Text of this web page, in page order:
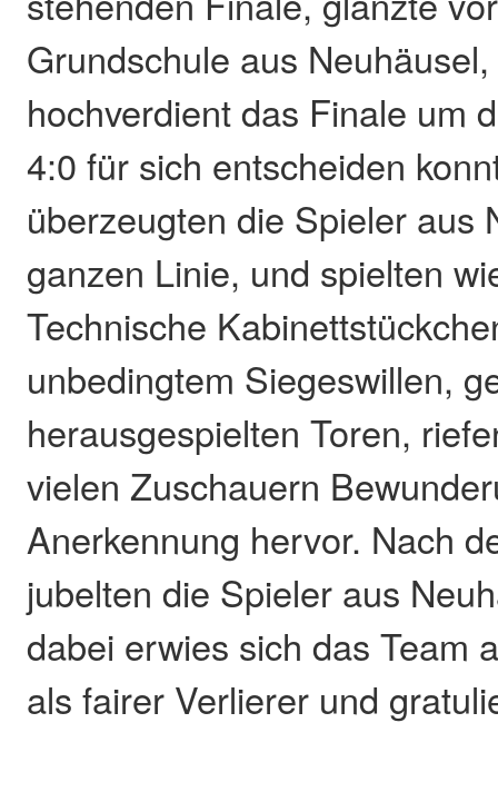
Grundschule aus
hochverdient das Finale um
4:0 für sich entscheiden
überzeugten die Spieler aus
ganzen Linie, und spielten
Technische
unbedingtem Siegeswillen,
herausgespielten Toren,
vielen Zuschauern
Anerkennung hervor. Nach
jubelten die Spieler aus
dabei erwies sich das Team
als fairer Verlierer und